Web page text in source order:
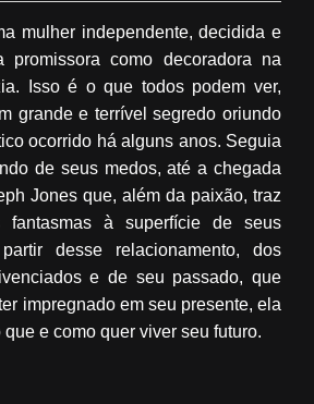
mulher independente, decidida e
promissora como decoradora na
Isso é o que todos podem ver,
grande e terrível segredo oriundo
ocorrido há alguns anos. Seguia
de seus medos, até a chegada
Jones que, além da paixão, traz
fantasmas à superfície de seus
desse relacionamento, dos
e de seu passado, que
impregnado em seu presente, ela
e como quer viver seu futuro.